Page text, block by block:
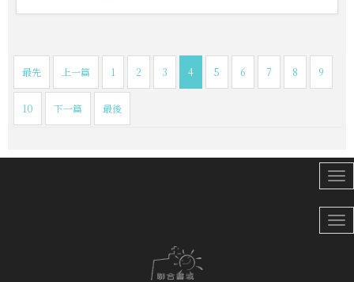
最先 上一篇 1 2 3 4 5 6 7 8 9
10 下一篇 最後